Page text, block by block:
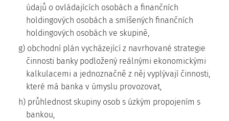
údajů o ovládajících osobách a finančních
holdingových osobách a smíšených finančních
holdingových osobách ve skupině,
g) obchodní plán vycházející z navrhované strategie
činnosti banky podložený reálnými ekonomickými
kalkulacemi a jednoznačně z něj vyplývají činnosti,
které má banka v úmyslu provozovat,
h) průhlednost skupiny osob s úzkým propojením s
bankou,